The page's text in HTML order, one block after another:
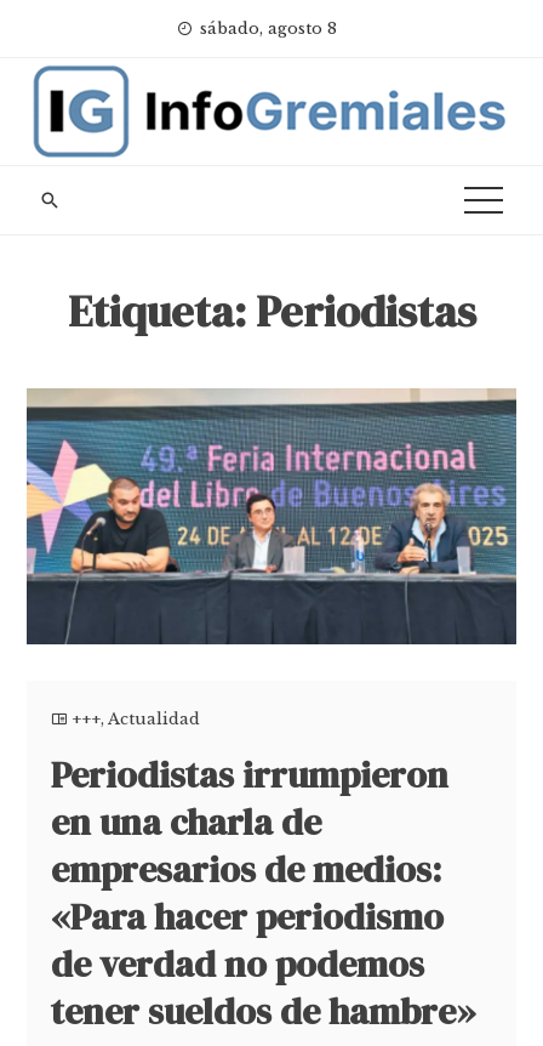
content
sábado, agosto 8
Etiqueta:Periodistas
+++,Actualidad
Periodistas irrumpieron
en una charla de
empresarios de medios:
«Para hacer periodismo
de verdad no podemos
tener sueldos de hambre»